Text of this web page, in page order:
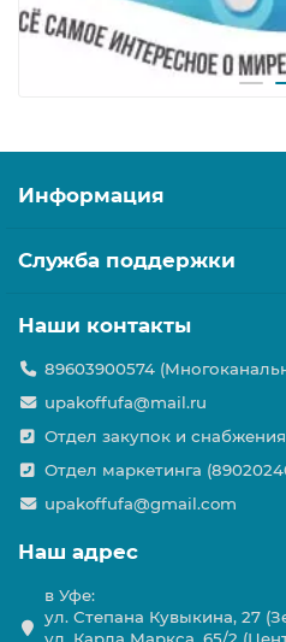
Информация
Служба поддержки
Наши контакты
89603900574
upakoffufa@mail.ru
Отдел закупок и снабжения
Отдел маркетинга
upakoffufa@gmail.com
Наш адрес
в Уфе:
ул. Степана Кувыкина, 27